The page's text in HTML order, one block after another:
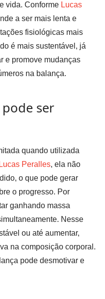
vida. Conforme Lucas
a ser mais lenta e
fisiológicas mais
é mais sustentável, já
e promove mudanças
na balança.
ser
quando utilizada
Lucas Peralles, ela não
o que pode gerar
o progresso. Por
ganhando massa
Nesse
ou até aumentar,
na composição corporal.
pode desmotivar e